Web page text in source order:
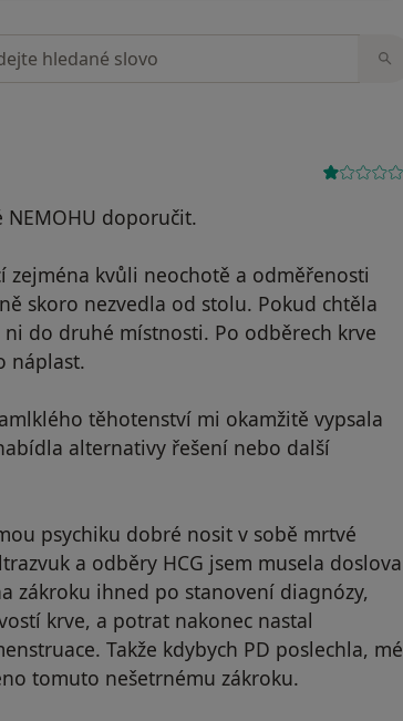
v názorech
doporučit.
zejména kvůli neochotě a odměřenosti
skoro nezvedla od stolu. Pokud chtěla
do druhé místnosti. Po odběrech krve
náplast.
těhotenství mi okamžitě vypsala
alternativy řešení nebo další
psychiku dobré nosit v sobě mrtvé
a odběry HCG jsem musela doslova
zákroku ihned po stanovení diagnózy,
krve, a potrat nakonec nastal
Takže kdybych PD poslechla, mé
tomuto nešetrnému zákroku.